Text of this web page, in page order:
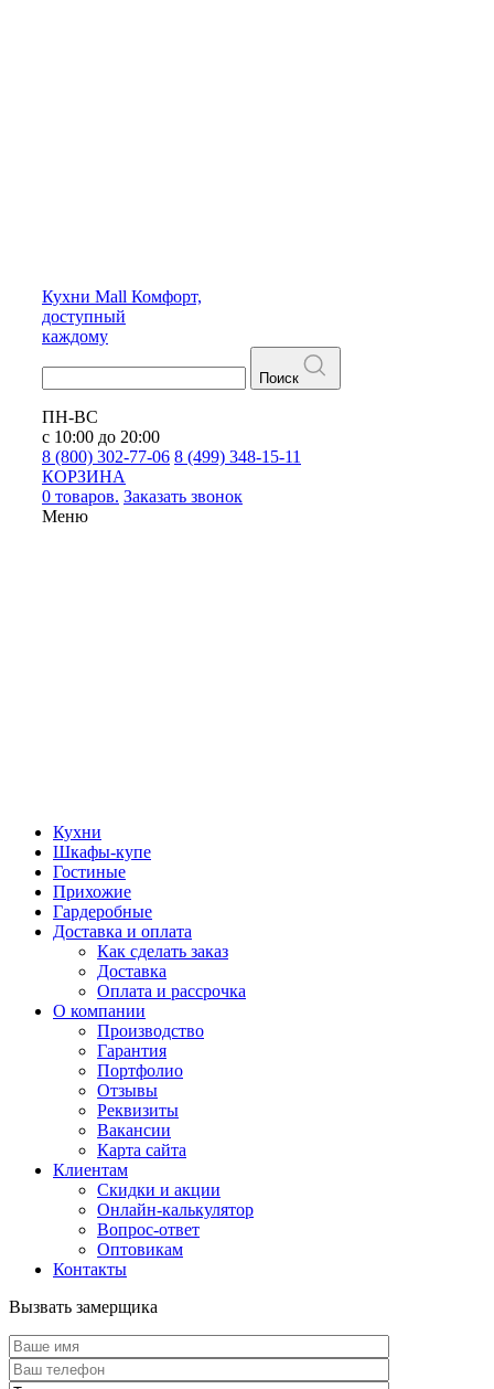
Кухни Mall Комфорт,
доступный
каждому
Поиск
ПН-ВС
с 10:00 до 20:00
8 (800) 302-77-06 8 (499) 348-15-11
КОРЗИНА
0 товаров. Заказать звонок
Меню
Кухни
Шкафы-купе
Гостиные
Прихожие
Гардеробные
Доставка и оплата
Как сделать заказ
Доставка
Оплата и рассрочка
О компании
Производство
Гарантия
Портфолио
Отзывы
Реквизиты
Вакансии
Карта сайта
Клиентам
Скидки и акции
Онлайн-калькулятор
Вопрос-ответ
Оптовикам
Контакты
Вызвать замерщика